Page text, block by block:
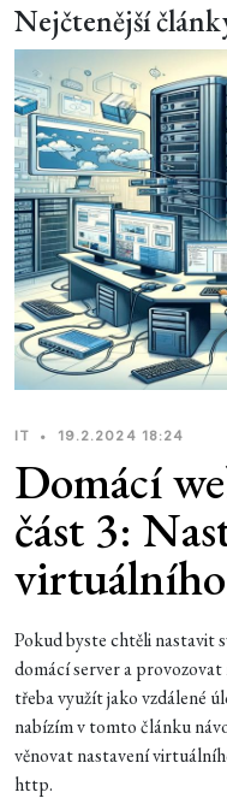
Nejčtenější
IT • 19.2.2024 18:24
Domácí
část 3:
Pokud byste chtěli nastavit
domácí server a provozovat
třeba využít jako vzdálené
nabízím v tomto článku
věnovat nastavení
http.